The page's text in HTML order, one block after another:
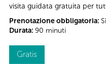
visita guidata gratuita per
Prenotazione obbligatoria: Sì
Durata: 90 minuti
Gratis